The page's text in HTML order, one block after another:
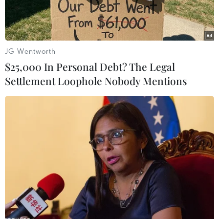
Một vụ phóng thử rocket từ bệ phóng tên lửa đa nòng siêu lớn
tại một địa điểm bí mật ở Triều Tiên. (Ảnh: AFP/TTXVN)
Ngày 22/7, Bộ Thống nhất Hàn Quốc cho biết
nước này sẽ tập trung nỗ lực vào việc thuyết
JG Wentworth
$25,000 In Personal Debt? The Legal
Settlement Loophole Nobody Mentions